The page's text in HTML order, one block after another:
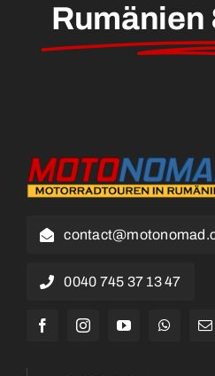
Rumänien
0040 745 37 13 47